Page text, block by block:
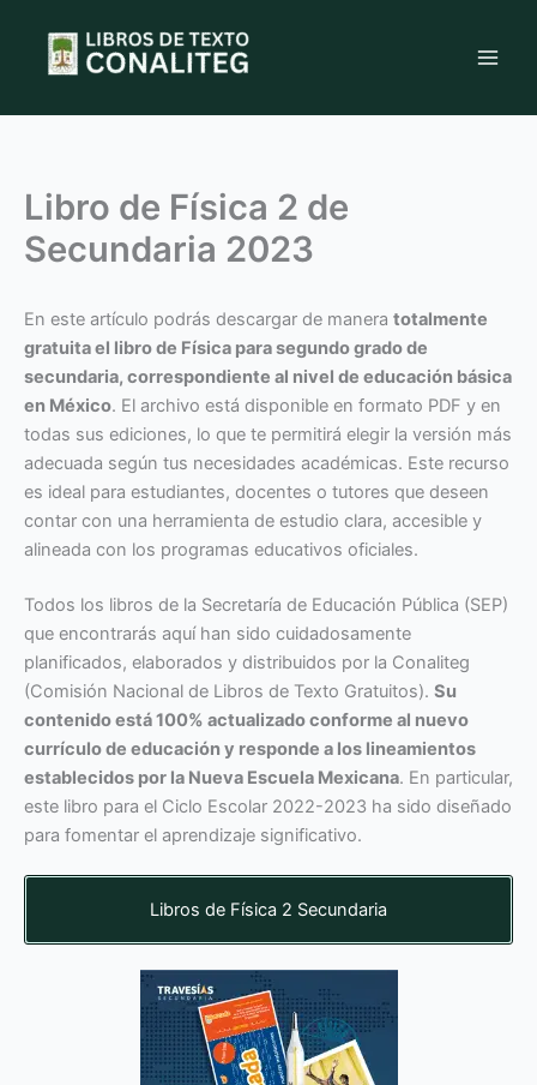
contenido
Libro de Física 2 de
Secundaria 2023
En este artículo podrás descargar de manera totalmente
gratuita el libro de Física para segundo grado de
secundaria, correspondiente al nivel de educación básica
en México. El archivo está disponible en formato PDF y en
todas sus ediciones, lo que te permitirá elegir la versión más
adecuada según tus necesidades académicas. Este recurso
es ideal para estudiantes, docentes o tutores que deseen
contar con una herramienta de estudio clara, accesible y
alineada con los programas educativos oficiales.
Todos los libros de la Secretaría de Educación Pública (SEP)
que encontrarás aquí han sido cuidadosamente
planificados, elaborados y distribuidos por la Conaliteg
(Comisión Nacional de Libros de Texto Gratuitos). Su
contenido está 100% actualizado conforme al nuevo
currículo de educación y responde a los lineamientos
establecidos por la Nueva Escuela Mexicana. En particular,
este libro para el Ciclo Escolar 2022-2023 ha sido diseñado
para fomentar el aprendizaje significativo.
Libros de Física 2 Secundaria